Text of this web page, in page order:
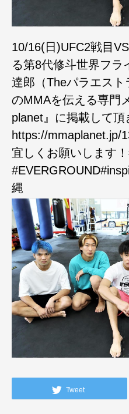
10/16(日)UFC2戦目
る第8代修斗世界フラ
達郎（Theパラエス
のMMAを伝える専門
planet』に掲載して頂
https://mmaplanet.jp/
宜しくお願いします
縄
Tweet